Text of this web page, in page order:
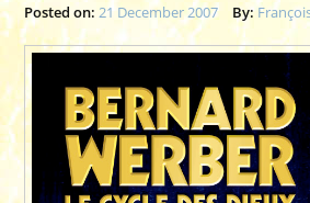
Posted on: 21 December 2007 By: